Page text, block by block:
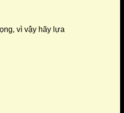
vì vậy hãy lựa